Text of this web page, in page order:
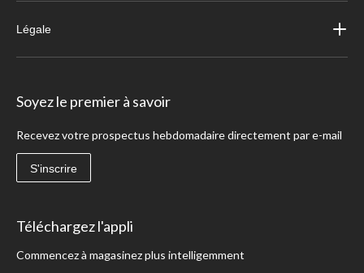
Légale
Soyez le premier à savoir
Recevez votre prospectus hebdomadaire directement par e-mail
S'inscrire
Téléchargez l'appli
Commencez à magasinez plus intelligemment